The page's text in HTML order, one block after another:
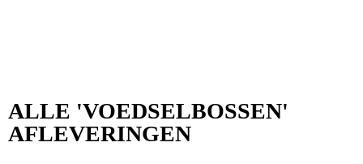
ALLE 'VOEDSELBOSSEN'
AFLEVERINGEN